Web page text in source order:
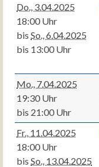
Do., 3.04.2025
18:00 Uhr
bis So., 6.04.2025
bis 13:00 Uhr
Mo., 7.04.2025
19:30 Uhr
bis 21:00 Uhr
Fr., 11.04.2025
18:00 Uhr
bis So., 13.04.2025